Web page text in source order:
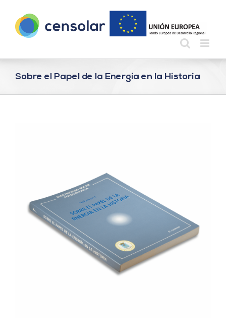
contenido
Sobre el Papel de la Energía en la Historia